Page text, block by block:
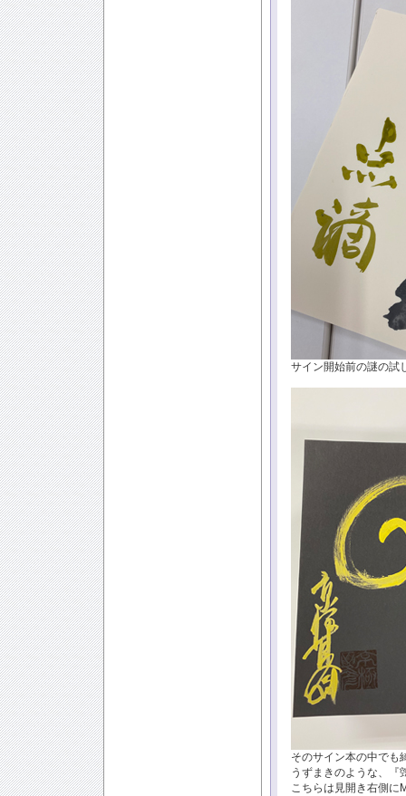
サイン開始前の謎の試
そのサイン本の中でも
うずまきのような、『
こちらは見開き右側に